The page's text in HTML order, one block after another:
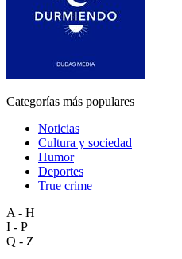
Categorías más populares
Noticias
Cultura y sociedad
Humor
Deportes
True crime
A - H
I - P
Q - Z